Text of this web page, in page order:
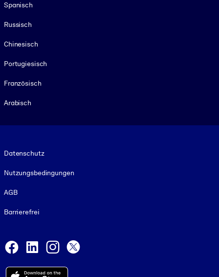
Spanisch
Russisch
Chinesisch
Portugiesisch
Französisch
Arabisch
Datenschutz
Nutzungsbedingungen
AGB
Barrierefrei
Facebook
LinkedInInstagram